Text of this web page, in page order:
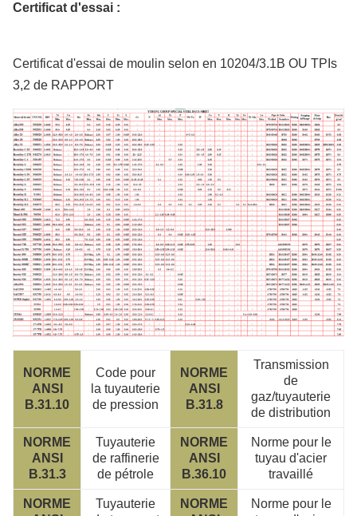
Certificat d'essai :
Certificat d'essai de moulin selon en 10204/3.1B OU TPIs
3,2 de RAPPORT
NORME
ANSI
B.31.10
Code pour
la tuyauterie
de pression
NORME
ANSI
B.31.8
Transmission
de
gaz/tuyauterie
de distribution
NORME
ANSI
B.31.3
Tuyauterie
de raffinerie
de pétrole
NORME
ANSI
B.36.10
Norme pour le
tuyau d'acier
travaillé
NORME
Tuyauterie
NORME
Norme pour le